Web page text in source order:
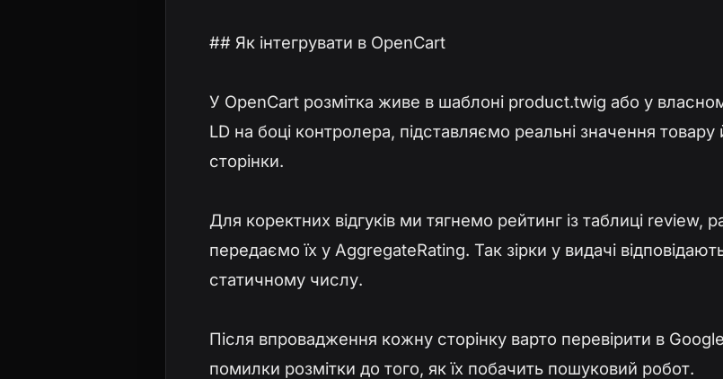
## Як інтегрувати в OpenCart
У OpenCart розмітка живе в шаблоні product.twig або у
LD на боці контролера, підставляємо реальні значення
сторінки.
Для коректних відгуків ми тягнемо рейтинг із таблиці review,
передаємо їх у AggregateRating. Так зірки у видачі
статичному числу.
Після впровадження кожну сторінку варто перевірити в
помилки розмітки до того, як їх побачить пошуковий робот.